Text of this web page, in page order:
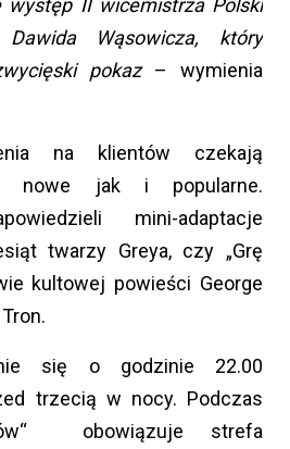
występ II wicemistrza Polski
Wąsowicza, który
pokaz– wymienia
na klientów czekają
nowe jak i popularne.
mini-adaptacje
twarzy Greya, czy „Grę
kultowej powieści George
się o godzinie 22.00
trzecią w nocy. Podczas
obowiązuje strefa